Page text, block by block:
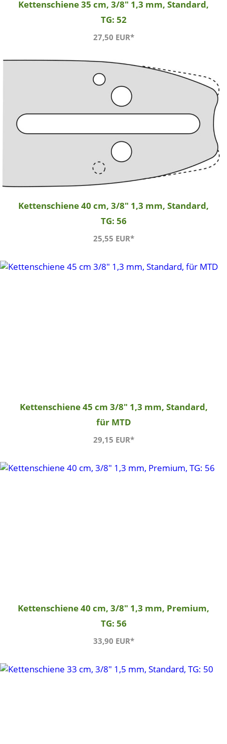
Kettenschiene 35 cm, 3/8" 1,3 mm, Standard,
TG: 52
27,50 EUR*
Kettenschiene 40 cm, 3/8" 1,3 mm, Standard,
TG: 56
25,55 EUR*
Kettenschiene 45 cm 3/8" 1,3 mm, Standard,
für MTD
29,15 EUR*
Kettenschiene 40 cm, 3/8" 1,3 mm, Premium,
TG: 56
33,90 EUR*